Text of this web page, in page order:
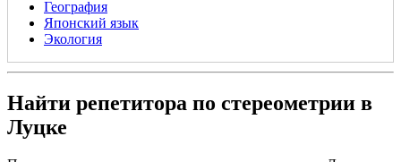
География
Японский язык
Экология
Найти репетитора по стереометрии в
Луцке